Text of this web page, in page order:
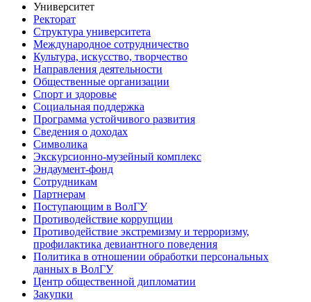
Университет
Ректорат
Структура университета
Международное сотрудничество
Культура, искусство, творчество
Направления деятельности
Общественные организации
Спорт и здоровье
Социальная поддержка
Программа устойчивого развития
Сведения о доходах
Символика
Экскурсионно-музейный комплекс
Эндаумент-фонд
Сотрудникам
Партнерам
Поступающим в ВолГУ
Противодействие коррупции
Противодействие экстремизму и терроризму,
профилактика девиантного поведения
Политика в отношении обработки персональных
данных в ВолГУ
Центр общественной дипломатии
Закупки